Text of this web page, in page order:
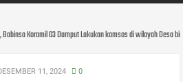
Koramil 03 Damput Lakukan komsos di wilayah Desa
11, 2024 0